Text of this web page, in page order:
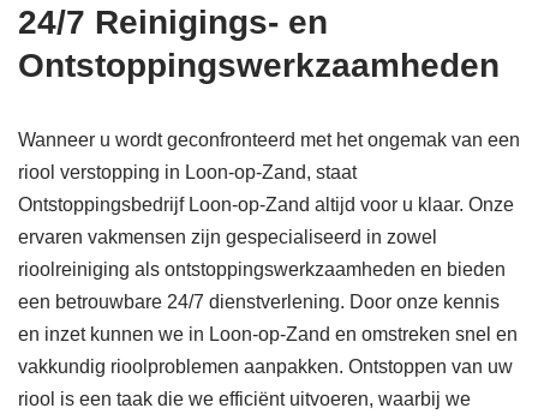
24/7 Reinigings- en
Ontstoppingswerkzaamheden
Wanneer u wordt geconfronteerd met het ongemak van een
riool verstopping in Loon-op-Zand, staat
Ontstoppingsbedrijf Loon-op-Zand altijd voor u klaar. Onze
ervaren vakmensen zijn gespecialiseerd in zowel
rioolreiniging als ontstoppingswerkzaamheden en bieden
een betrouwbare 24/7 dienstverlening. Door onze kennis
en inzet kunnen we in Loon-op-Zand en omstreken snel en
vakkundig rioolproblemen aanpakken. Ontstoppen van uw
riool is een taak die we efficiënt uitvoeren, waarbij we